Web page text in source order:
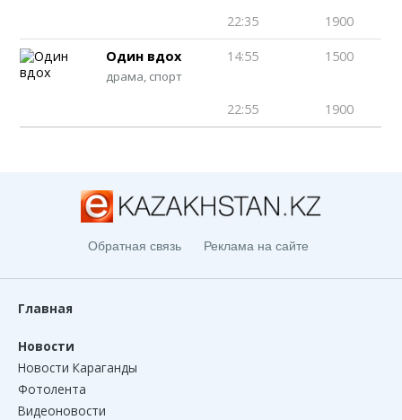
22:35
1900
Один вдох
драма, спорт
14:55 1500
22:55 1900
Обратная связь Реклама на сайте
Главная
Новости
Новости Караганды
Фотолента
Видеоновости